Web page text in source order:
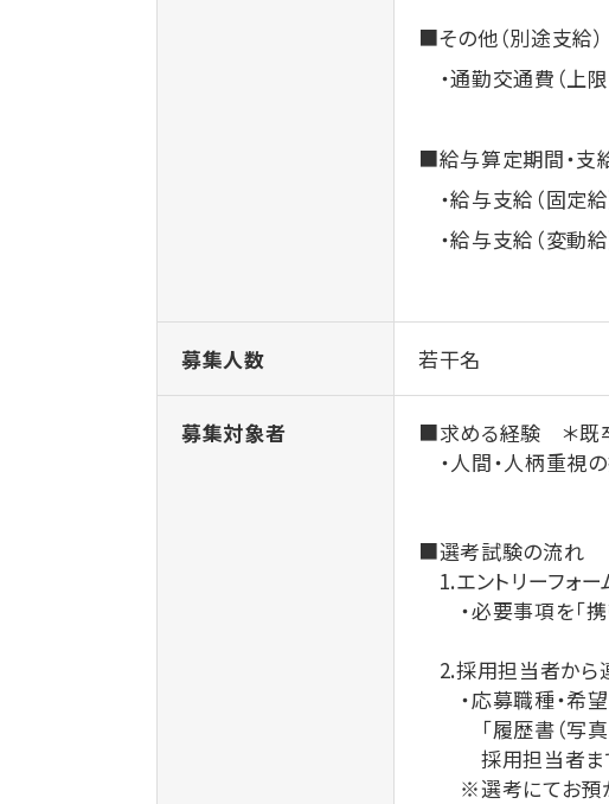
■その他（別途支給）
・通勤交通費（上
■給与算定期間・支
・給与支給（固
・給与支給（変
募集人数 若干名
募集対象者
■求める経験 ＊既
・人間・人柄重視
■選考試験の流れ
1.エントリーフォ
・必要事項を「携
2.採用担当者から
・応募職種・希望
「履歴書（写真付
採用担当者まで
※選考にてお預か